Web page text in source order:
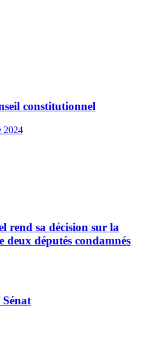
constitutionnel
2024
rend sa décision sur la
deux députés condamnés